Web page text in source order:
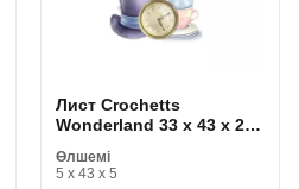
Лист Crochetts
Wonderland 33 x 43 x 2
Өлшемі
5 x 43 x 5